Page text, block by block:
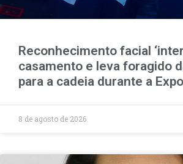
Reconhecimento facial
casamento e leva foragido
para a cadeia durante a
8 de agosto de 2026